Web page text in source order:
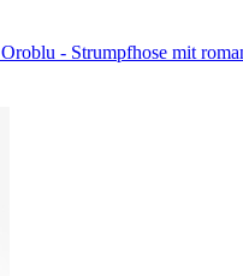
Oroblu - Strumpfhose mit